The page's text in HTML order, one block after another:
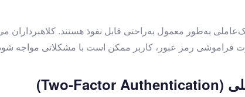
به‌طور معمول به‌راحتی قابل نفوذ هستند. کلاهبرداران
فراموشی رمز عبور، کاربر ممکن است با مشکلاتی مواجه شود